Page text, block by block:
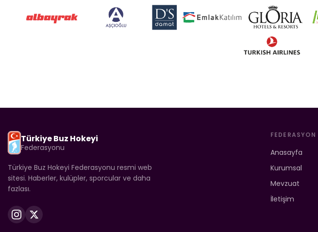
Türkiye Buz Hokeyi
Federasyonu
Türkiye Buz Hokeyi Federasyonu resmi web
sitesi. Haberler, kulüpler, sporcular ve daha
fazlası.
FEDERASYON
Anasayfa
Kurumsal
Mevzuat
İletişim